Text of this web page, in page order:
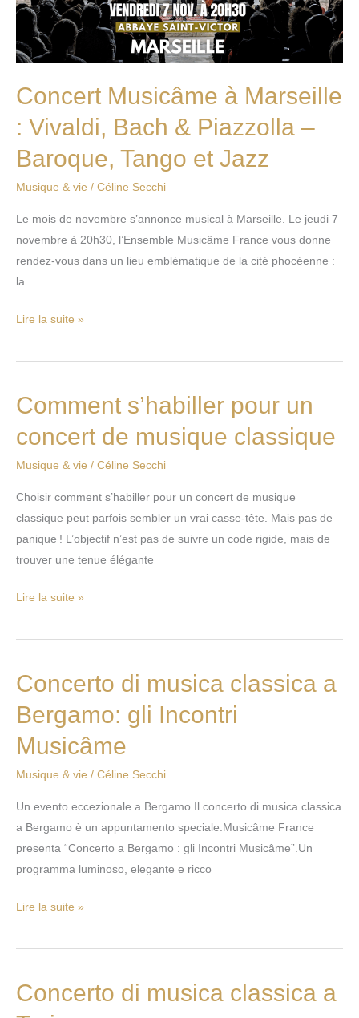
Concert Musicâme à Marseille
: Vivaldi, Bach & Piazzolla –
Baroque, Tango et Jazz
Musique & vie / Céline Secchi
Le mois de novembre s’annonce musical à Marseille. Le jeudi 7
novembre à 20h30, l’Ensemble Musicâme France vous donne
rendez-vous dans un lieu emblématique de la cité phocéenne :
la
Vivaldi,
Bach
&
–
Baroque,
Tango
et
Jazz
Lire la suite »
Comment s’habiller pour un
concert de musique classique
Musique & vie / Céline Secchi
Choisir comment s’habiller pour un concert de musique
classique peut parfois sembler un vrai casse-tête. Mais pas de
panique ! L’objectif n’est pas de suivre un code rigide, mais de
trouver une tenue élégante
Comment
pour
un
de
musique
classique
Lire la suite »
Concerto di musica classica a
Bergamo: gli Incontri
Musicâme
Musique & vie / Céline Secchi
Un evento eccezionale a Bergamo Il concerto di musica classica
a Bergamo è un appuntamento speciale.Musicâme France
presenta “Concerto a Bergamo : gli Incontri Musicâme”.Un
programma luminoso, elegante e ricco
Concerto
musica
classica
Bergamo:
gli
Incontri
Musicâme
Lire la suite »
Concerto di musica classica a
Concerto